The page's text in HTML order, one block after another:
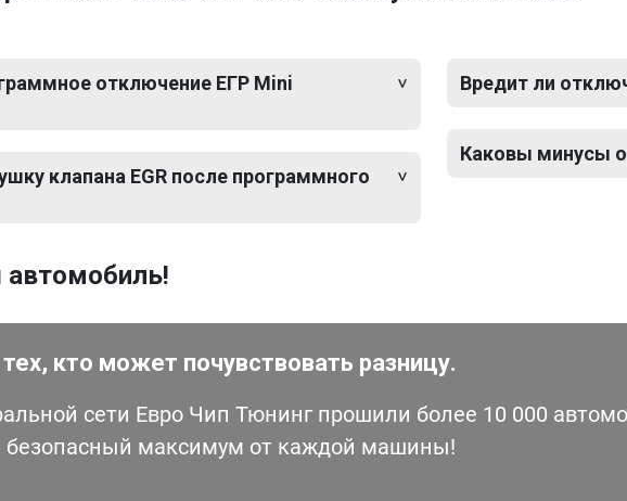
отключение ЕГР Mini
клапана EGR после программного
Вредит ли
Каковы минусы
автомобиль!
кто может почувствовать разницу.
сети Евро Чип Тюнинг прошили более 10 000
безопасный максимум от каждой машины!